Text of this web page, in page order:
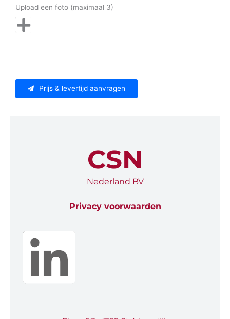
Upload een foto (maximaal 3)
Prijs & levertijd aanvragen
CSN
Nederland BV
Privacy voorwaarden